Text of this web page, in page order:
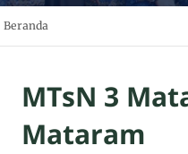
Beranda
MTsN 3
Mataram